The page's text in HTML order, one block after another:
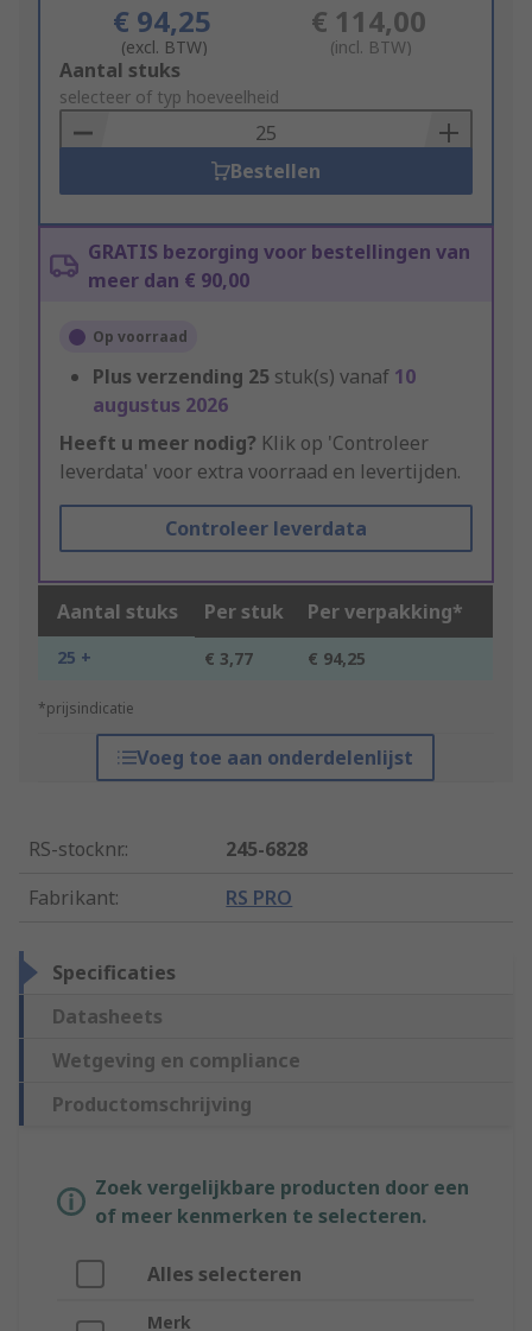
€ 94,25
(excl. BTW)
€ 114,00
(incl. BTW)
Add
to
Basket
Aantal stuks
selecteer of typ hoeveelheid
Bestellen
GRATIS bezorging voor bestellingen van
meer dan € 90,00
Op voorraad
Plus verzending 25 stuk(s) vanaf 10
augustus 2026
Heeft u meer nodig? Klik op 'Controleer
leverdata' voor extra voorraad en levertijden.
Controleer leverdata
Aantal stuks Per stuk Per verpakking*
25 + € 3,77 € 94,25
*prijsindicatie
Voeg toe aan onderdelenlijst
RS-stocknr.:
245-6828
Fabrikant: RS PRO
Specificaties
Datasheets
Wetgeving en compliance
Productomschrijving
Zoek vergelijkbare producten door een
of meer kenmerken te selecteren.
Alles selecteren
Merk